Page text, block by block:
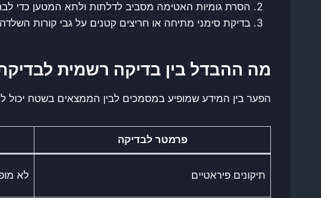
הסרת גומיות האטימה מסביב לדלתות ולתא המטען כדי
בדיקת סימני מתיחה או חריצים קטנים על גבי קורות
מה ההבדל בין בדיקה רשמית
הפער בין המידע שמופיע במסמכים לבין הממצאים בשטח יכול
פרמטר לבדיקה
תיקונים פיראטיים לא